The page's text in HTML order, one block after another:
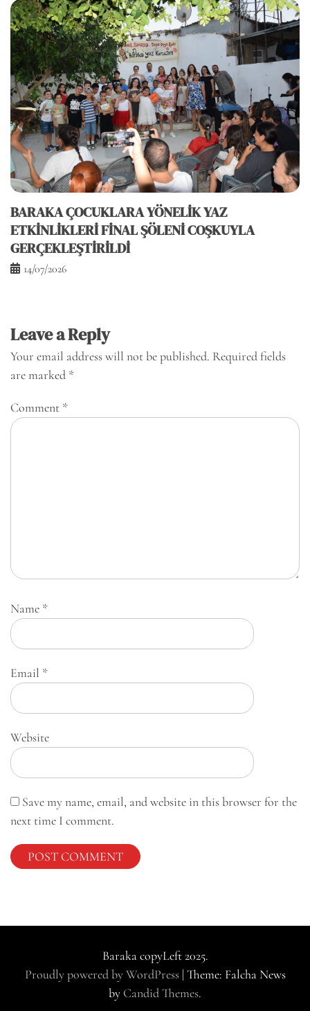
BARAKA ÇOCUKLARA YÖNELİK YAZ
ETKİNLİKLERİ FİNAL ŞÖLENİ COŞKUYLA
GERÇEKLEŞTİRİLDİ
14/07/2026
Leave a Reply
Your email address will not be published. Required fields
are marked *
Comment *
Name *
Email *
Website
Save my name, email, and website in this browser for the
next time I comment.
Baraka copyLeft 2025.
Proudly powered by WordPress | Theme: Falcha News
by Candid Themes.